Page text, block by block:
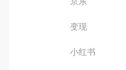
变现
小红书